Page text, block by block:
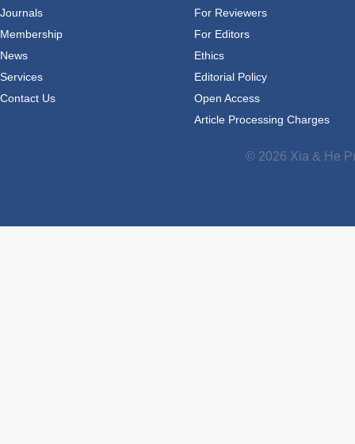
Journals
Membership
News
Services
Contact Us
For Reviewers
For Editors
Ethics
Editorial Policy
Open Access
Article Processing Charges
© 2026 Xia & He